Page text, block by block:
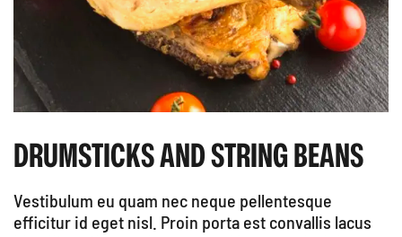
DRUMSTICKS AND STRING BEANS
Vestibulum eu quam nec neque pellentesque
efficitur id eget nisl. Proin porta est convallis lacus